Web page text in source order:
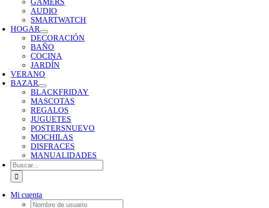
GAMERS
AUDIO
SMARTWATCH
HOGAR
DECORACIÓN
BAÑO
COCINA
JARDÍN
VERANO
BAZAR
BLACKFRIDAY
MASCOTAS
REGALOS
JUGUETES
POSTERSNUEVO
MOCHILAS
DISFRACES
MANUALIDADES
Buscar:
Mi cuenta
Username: